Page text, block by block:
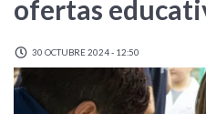
ofertas
30 OCTUBRE 2024 - 12:50